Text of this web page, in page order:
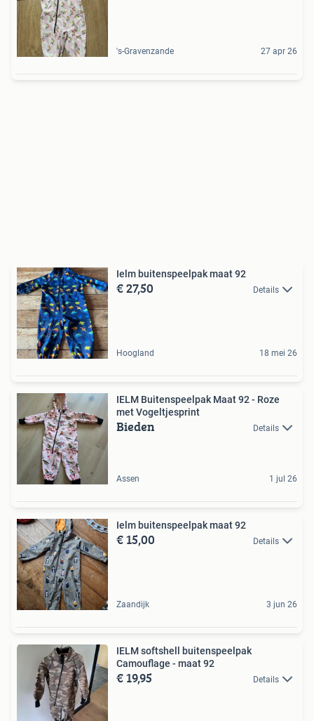
's-Gravenzande 27 apr 26
Ielm buitenspeelpak maat 92
€ 27,50 Details
Hoogland 18 mei 26
IELM Buitenspeelpak Maat 92 - Roze
met Vogeltjesprint
Bieden Details
Assen 1 jul 26
Ielm buitenspeelpak maat 92
€ 15,00 Details
Zaandijk 3 jun 26
IELM softshell buitenspeelpak
Camouflage - maat 92
€ 19,95 Details